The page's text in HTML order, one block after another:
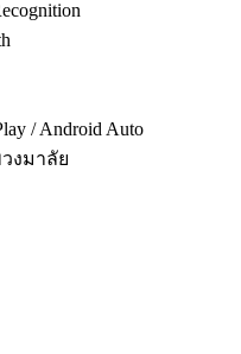
/ Android Auto
งมาลัย